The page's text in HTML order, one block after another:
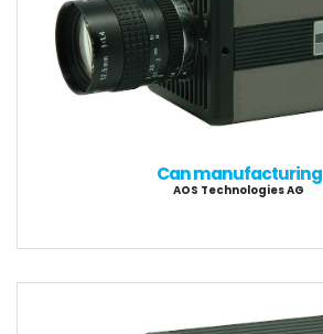
Can manufacturing
AOS Technologies AG